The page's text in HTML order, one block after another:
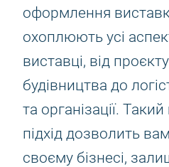
оформлення
охоплюють усі
виставці, від
будівництва до
та організації.
підхід дозволить
своєму бізнесі,